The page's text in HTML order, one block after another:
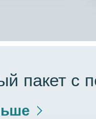
пакет с